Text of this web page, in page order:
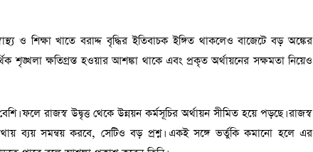
ও শিক্ষা খাতে বরাদ্দ বৃদ্ধির ইতিবাচক ইঙ্গিত থাকলেও বাজেটে বড় অঙ্কের
শৃঙ্খলা ক্ষতিগ্রস্ত হওয়ার আশঙ্কা থাকে এবং প্রকৃত অর্থায়নের সক্ষমতা নিয়েও
ফলে রাজস্ব উদ্বৃত্ত থেকে উন্নয়ন কর্মসূচির অর্থায়ন সীমিত হয়ে পড়ছে। রাজস্ব
ব্যয় সমন্বয় করবে, সেটিও বড় প্রশ্ন। একই সঙ্গে ভর্তুকি কমানো হলে এর